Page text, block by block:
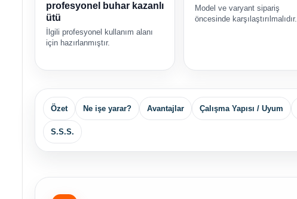
profesyonel buhar kazanlı
ütü
İlgili profesyonel kullanım alanı
için hazırlanmıştır.
Model ve varyant sipariş
öncesinde karşılaştırılmalıdır.
Özet Ne işe yarar? Avantajlar Çalışma Yapısı / Uyum
S.S.S.